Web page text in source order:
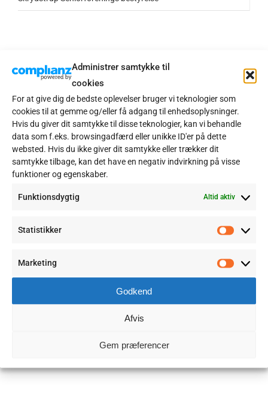
Administrer samtykke til
cookies
For at give dig de bedste oplevelser bruger vi teknologier som
cookies til at gemme og/eller få adgang til enhedsoplysninger.
Hvis du giver dit samtykke til disse teknologier, kan vi behandle
data som f.eks. browsingadfærd eller unikke ID'er på dette
websted. Hvis du ikke giver dit samtykke eller trækker dit
samtykke tilbage, kan det have en negativ indvirkning på visse
funktioner og egenskaber.
Funktionsdygtig Altid aktiv
Statistikker
Marketing
Godkend
Afvis
Gem præferencer
Andespisning & Nordjylland
2021-11-11 Andespisning